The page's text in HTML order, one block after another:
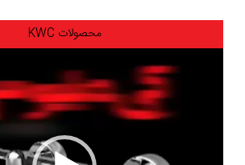
محصولات KWC